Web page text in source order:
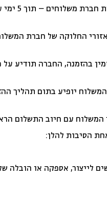
זמני האספקה של המוצרים
החלוקה של חברת
בהזמנה, החברה תודיע על
יופיע בתום תהליך
המשלוח עם חיוב התשלום
הסיבות להלן:
לייצור, אספקה או הובלה